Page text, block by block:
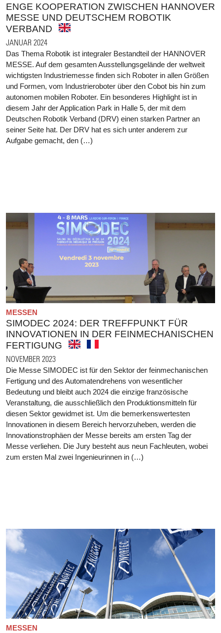
ENGE KOOPERATION ZWISCHEN HANNOVER
MESSE UND DEUTSCHEM ROBOTIK
VERBAND
JANUAR 2024
Das Thema Robotik ist integraler Bestandteil der HANNOVER
MESSE. Auf dem gesamten Ausstellungsgelände der weltweit
wichtigsten Industriemesse finden sich Roboter in allen Größen
und Formen, vom Industrieroboter über den Cobot bis hin zum
autonomen mobilen Roboter. Ein besonderes Highlight ist in
diesem Jahr der Application Park in Halle 5, der mit dem
Deutschen Robotik Verband (DRV) einen starken Partner an
seiner Seite hat. Der DRV hat es sich unter anderem zur
Aufgabe gemacht, den (…)
MESSEN
SIMODEC 2024: DER TREFFPUNKT FÜR
INNOVATIONEN IN DER FEINMECHANISCHEN
FERTIGUNG
NOVEMBER 2023
Die Messe SIMODEC ist für den Sektor der feinmechanischen
Fertigung und des Automatendrehens von wesentlicher
Bedeutung und bleibt auch 2024 die einzige französische
Veranstaltung, die ausschließlich den Produktionsmitteln für
diesen Sektor gewidmet ist. Um die bemerkenswertesten
Innovationen in diesem Bereich hervorzuheben, werden die
Innovationstrophäen der Messe bereits am ersten Tag der
Messe verliehen. Die Jury besteht aus neun Fachleuten, wobei
zum ersten Mal zwei Ingenieurinnen in (…)
MESSEN